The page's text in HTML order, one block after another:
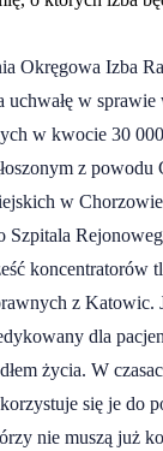
Okręgowa Izba
uchwałę w
w kwocie 30
z
w
Szpitala
koncentratorów
z Katowic.
dla
życia. W
się je do
nie muszą już